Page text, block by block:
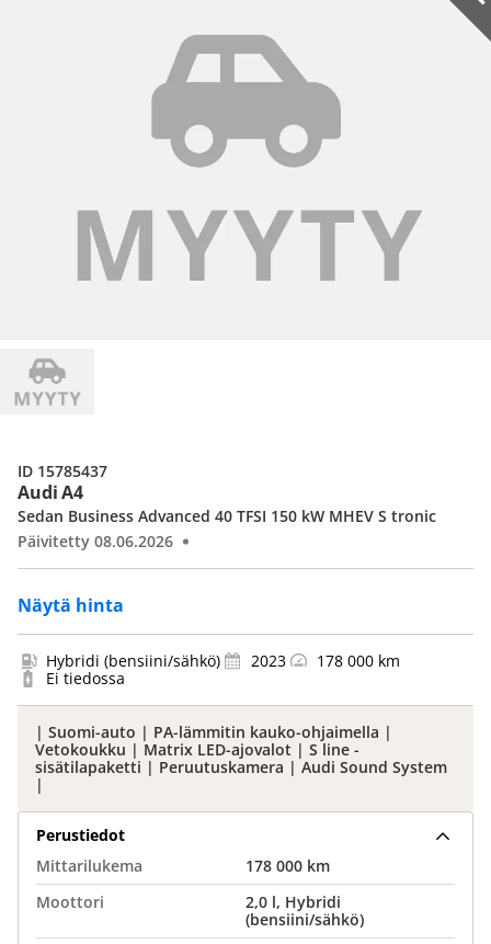
Audi A4
Näytä hinta
Sedan Business Advanced 40 TFSI 150 kW MHEV S tronic
Päivitetty 08.06.2026
ID 15785437
Hybridi (bensiini/sähkö) 2023
178 000 km
Ei tiedossa
| Suomi-auto | PA-lämmitin kauko-ohjaimella |
Vetokoukku | Matrix LED-ajovalot | S line -
sisätilapaketti | Peruutuskamera | Audi Sound System
|
Perustiedot
Mittarilukema
178 000 km
Moottori
2,0 l, Hybridi
(bensiini/sähkö)